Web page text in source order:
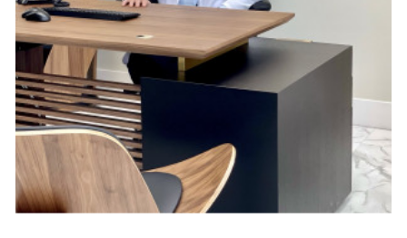
Академическое превосходство
Вопреки распространенному мнению, спортивные школы
не идут на компромисс с академическим образованием.
Более того, они предлагают всестороннее образование, в
котором приоритет отдается как спорту, так и учебе.
Включая спорт в учебный план, эти школы учат студентов
дисциплине, тайм-менеджменту и умению ставить цели.
Такой сбалансированный подход часто приводит к
улучшению успеваемости и повышению уровня
концентрации и сосредоточенности.